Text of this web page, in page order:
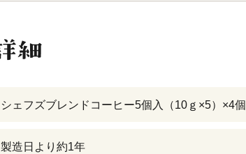
シェフズブレンドコーヒー5個入（10ｇ×5）×4個
製造日より約1年